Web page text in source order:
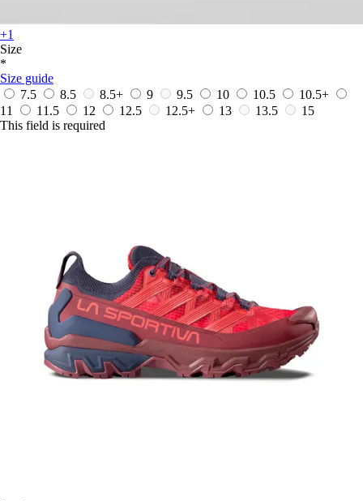
+1
Size
*
Size guide
7.5
8.5 8.5+ 9 9.5 10 10.5
10.5+
11
11.5 12 12.5 12.5+ 13 13.5
15
This field is required